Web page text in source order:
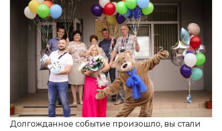
Долгожданное событие произошло, вы стали